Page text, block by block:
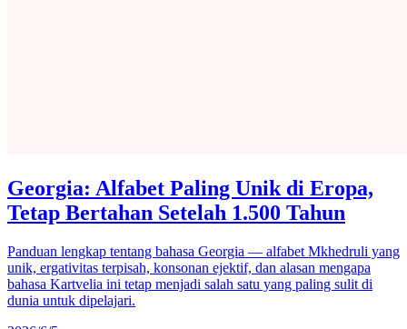
Georgia: Alfabet Paling Unik di Eropa,
Tetap Bertahan Setelah 1.500 Tahun
Panduan lengkap tentang bahasa Georgia — alfabet Mkhedruli yang
unik, ergativitas terpisah, konsonan ejektif, dan alasan mengapa
bahasa Kartvelia ini tetap menjadi salah satu yang paling sulit di
dunia untuk dipelajari.